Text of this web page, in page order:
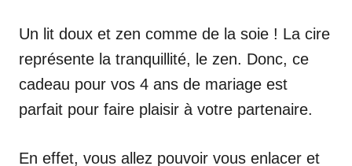
Un lit doux et zen comme de la soie ! La cire
représente la tranquillité, le zen. Donc, ce
cadeau pour vos 4 ans de mariage est
parfait pour faire plaisir à votre partenaire.
En effet, vous allez pouvoir vous enlacer et